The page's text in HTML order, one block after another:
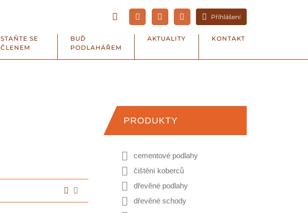
Příhlášení
STAŇTE SE
ČLENEM
BUĎ
PODLAHÁŘEM
AKTUALITY KONTAKT
PRODUKTY
cementové podlahy
čištění koberců
dřevěné podlahy
dřevěné schody